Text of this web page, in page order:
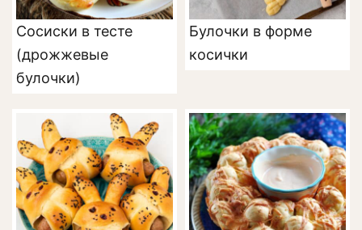
Сосиски в тесте
(дрожжевые
булочки)
Булочки в форме
косички